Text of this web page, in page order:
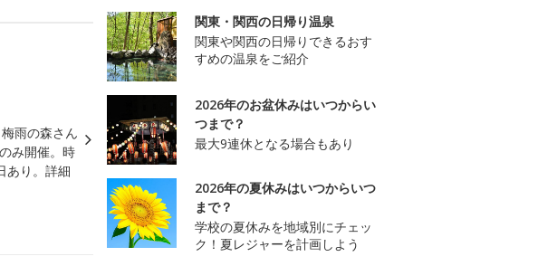
雨の森さん
み開催。時
あり。詳細
関東・関西の日帰り温泉
関東や関西の日帰りできるおす
すめの温泉をご紹介
2026年のお盆休みはいつからい
つまで？
最大9連休となる場合もあり
2026年の夏休みはいつからいつ
まで？
学校の夏休みを地域別にチェッ
ク！夏レジャーを計画しよう